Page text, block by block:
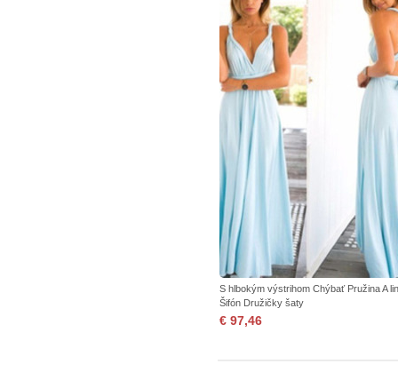
S hlbokým výstrihom Chýbať Pružina A
Šifón Družičky šaty
€ 97,46